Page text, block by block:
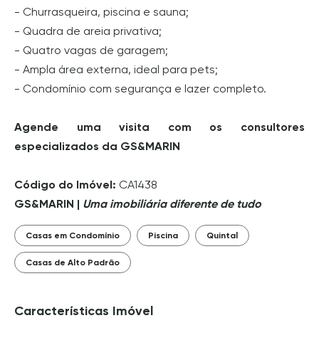
- Churrasqueira, piscina e sauna;
- Quadra de areia privativa;
- Quatro vagas de garagem;
- Ampla área externa, ideal para pets;
- Condomínio com segurança e lazer completo.
Agende uma visita com os consultores
especializados da GS&MARIN
Código do Imóvel: CA1438
GS&MARIN | Uma imobiliária diferente de tudo
Casas em Condomínio Piscina Quintal
Casas de Alto Padrão
Características Imóvel